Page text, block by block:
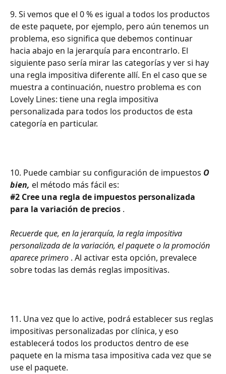
9. Si vemos que el 0 % es igual a todos los productos
de este paquete, por ejemplo, pero aún tenemos un
problema, eso significa que debemos continuar
hacia abajo en la jerarquía para encontrarlo. El
siguiente paso sería mirar las categorías y ver si hay
una regla impositiva diferente allí. En el caso que se
muestra a continuación, nuestro problema es con
Lovely Lines: tiene una regla impositiva
personalizada para todos los productos de esta
categoría en particular.
10. Puede cambiar su configuración de impuestos O
bien, el método más fácil es:
#2 Cree una regla de impuestos personalizada
para la variación de precios .
Recuerde que, en la jerarquía, la regla impositiva
personalizada de la variación, el paquete o la promoción
aparece primero . Al activar esta opción, prevalece
sobre todas las demás reglas impositivas.
11. Una vez que lo active, podrá establecer sus reglas
impositivas personalizadas por clínica, y eso
establecerá todos los productos dentro de ese
paquete en la misma tasa impositiva cada vez que se
use el paquete.